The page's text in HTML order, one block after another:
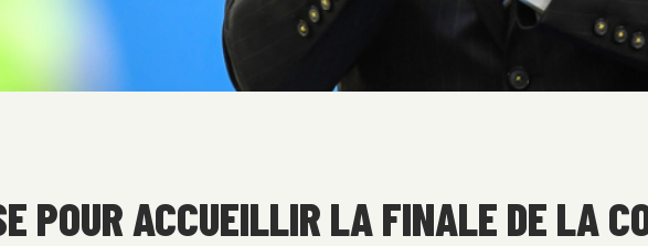
POUR ACCUEILLIR LA FINALE DE LA